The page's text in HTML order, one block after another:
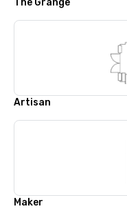
The Grange
Artisan
Maker